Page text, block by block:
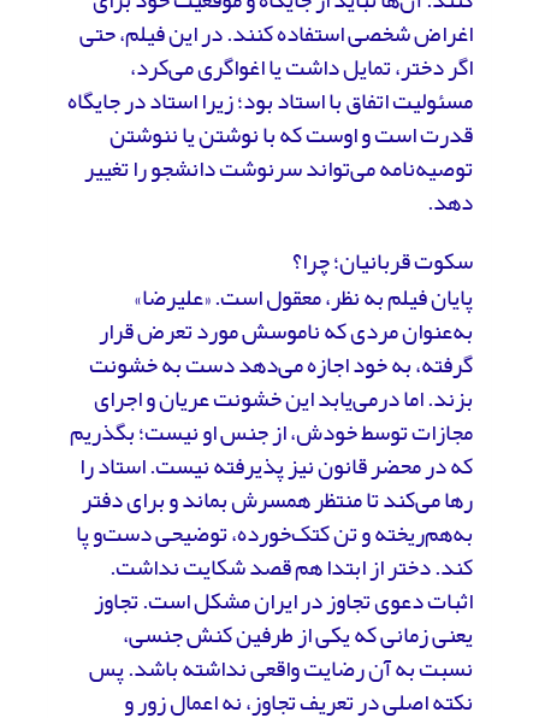
اغراض شخصی استفاده کنند. در این فیلم، حتی
اگر دختر، تمایل داشت یا اغواگری می‌کرد،
مسئولیت اتفاق با استاد بود؛ زیرا استاد در جایگاه
قدرت است و اوست که با نوشتن یا ننوشتن
توصیه‌نامه می‌تواند سرنوشت دانشجو را تغییر
دهد.
سکوت قربانیان؛ چرا؟
پایان فیلم به نظر، معقول است. «علیرضا»
به‌عنوان مردی که ناموسش مورد تعرض قرار
گرفته، به خود اجازه می‌دهد دست به خشونت
بزند. اما درمی‌یابد این خشونت عریان و اجرای
مجازات توسط خودش، از جنس او نیست؛ بگذریم
که در محضر قانون نیز پذیرفته نیست. استاد را
رها می‌کند تا منتظر همسرش بماند و برای دفتر
به‌هم‌ریخته و تن کتک‌خورده، توضیحی دست‌و پا
کند. دختر از ابتدا هم قصد شکایت نداشت.
اثبات دعوی تجاوز در ایران مشکل است. تجاوز
یعنی زمانی که یکی از طرفین کنش جنسی،
نسبت به آن رضایت واقعی نداشته باشد. پس
نکته اصلی در تعریف تجاوز، نه اعمال زور و